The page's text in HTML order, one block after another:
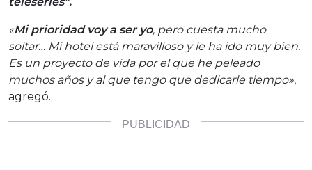
«Mi prioridad voy a ser yo, pero cuesta mucho
soltar… Mi hotel está maravilloso y le ha ido muy bien.
Es un proyecto de vida por el que he peleado
muchos años y al que tengo que dedicarle tiempo»,
agregó.